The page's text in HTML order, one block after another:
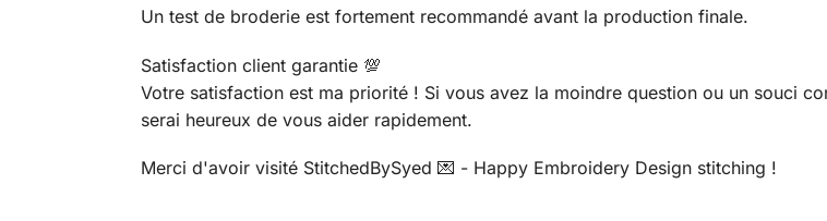
Un test de broderie est fortement recommandé avant la production finale.
Satisfaction client garantie 💯
Votre satisfaction est ma priorité ! Si vous avez la moindre question ou un souci
serai heureux de vous aider rapidement.
Merci d'avoir visité StitchedBySyed 💌 - Happy Embroidery Design stitching !